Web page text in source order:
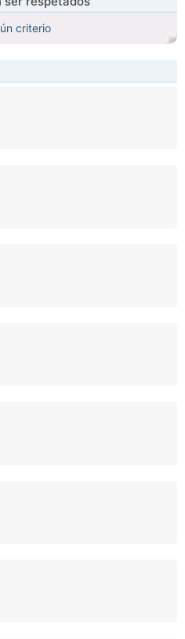
criterio